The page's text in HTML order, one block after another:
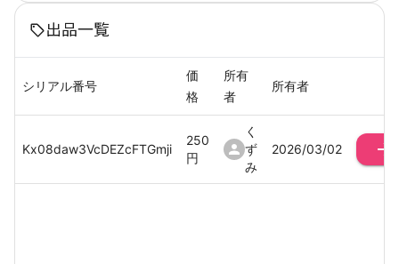
出品一覧
シリアル番号
価
格
所有
者
所有者
Kx08daw3VcDEZcFTGmji
250
円
く
ず
み
2026/03/02